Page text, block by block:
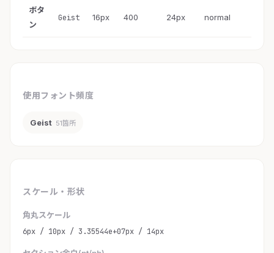
ボタ
ン
Geist 16px 400 24px normal
使用フォント頻度
Geist 51箇所
スケール・形状
角丸スケール
6px / 10px / 3.35544e+07px / 14px